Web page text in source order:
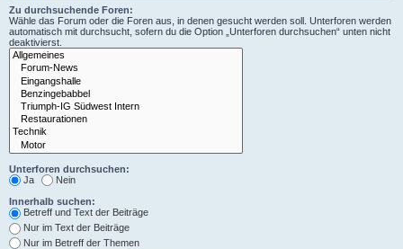
Zu durchsuchende Foren:
Wähle das Forum oder die Foren aus, in denen gesucht werden soll. Unterforen werden
automatisch mit durchsucht, sofern du die Option „Unterforen durchsuchen“ unten nicht
deaktivierst.
Unterforen durchsuchen:
Ja
Nein
Innerhalb suchen:
Betreff und Text der Beiträge
Nur im Text der Beiträge
Nur im Betreff der Themen